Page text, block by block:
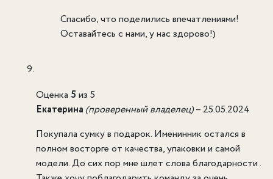
Спасибо, что поделились впечатлениями!
Оставайтесь с нами, у нас здорово!)
Оценка 5 из 5
Екатерина (проверенный владелец)– 25.05.2024
Покупала сумку в подарок. Именинник остался в
полном восторге от качества, упаковки и самой
модели. До сих пор мне шлет слова благодарности .